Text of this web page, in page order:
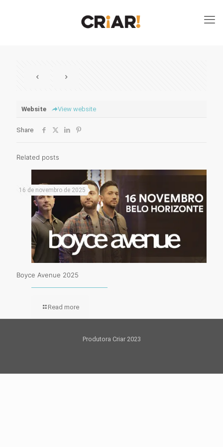
Website View website
Share
Related posts
16 de novembro de 2025
Boyce Avenue 2025
Read more
Produtora Criar 2023